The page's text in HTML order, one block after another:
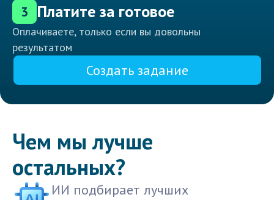
3 Платите за готовое
Оплачиваете, только если вы довольны
результатом
Создать задание
Чем мы лучше
остальных?
ИИ подбирает лучших